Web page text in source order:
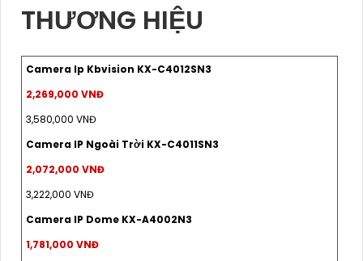
THƯƠNG HIỆU
Camera Ip Kbvision KX-C4012SN3
2,269,000 VNĐ
3,580,000 VNĐ
Camera IP Ngoài Trời KX-C4011SN3
2,072,000 VNĐ
3,222,000 VNĐ
Camera IP Dome KX-A4002N3
1,781,000 VNĐ